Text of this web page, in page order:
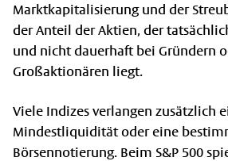
Marktkapitalisierung und der
der Anteil der Aktien, der
und nicht dauerhaft bei Gründern
Großaktionären liegt.
Viele Indizes verlangen zusätzlich
Mindestliquidität oder eine
Börsennotierung. Beim S&P 500